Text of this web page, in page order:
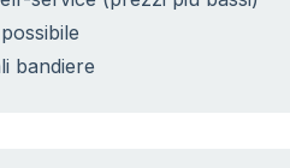
bandiere